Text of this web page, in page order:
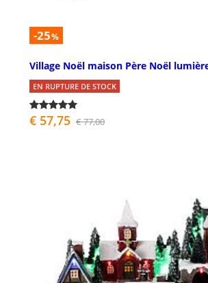
-25%
Village Noël maison Père Noël
EN RUPTURE DE STOCK
€ 57,75 € 77,00